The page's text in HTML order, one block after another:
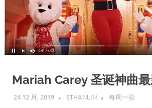
Mariah Carey 圣诞神曲
24 12 月, 2019 ETHANLIN 每周一歌